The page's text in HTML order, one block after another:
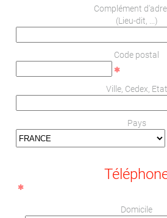
Complément
(Lieu-dit, ...)
Code postal
Ville, Cedex, Etat
Pays
Domicile